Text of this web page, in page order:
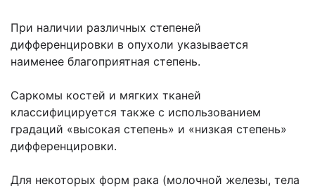
При наличии различных степеней
дифференцировки в опухоли указывается
наименее благоприятная степень.
Саркомы костей и мягких тканей
классифицируется также с использованием
градаций «высокая степень» и «низкая степень»
дифференцировки.
Для некоторых форм рака (молочной железы, тела